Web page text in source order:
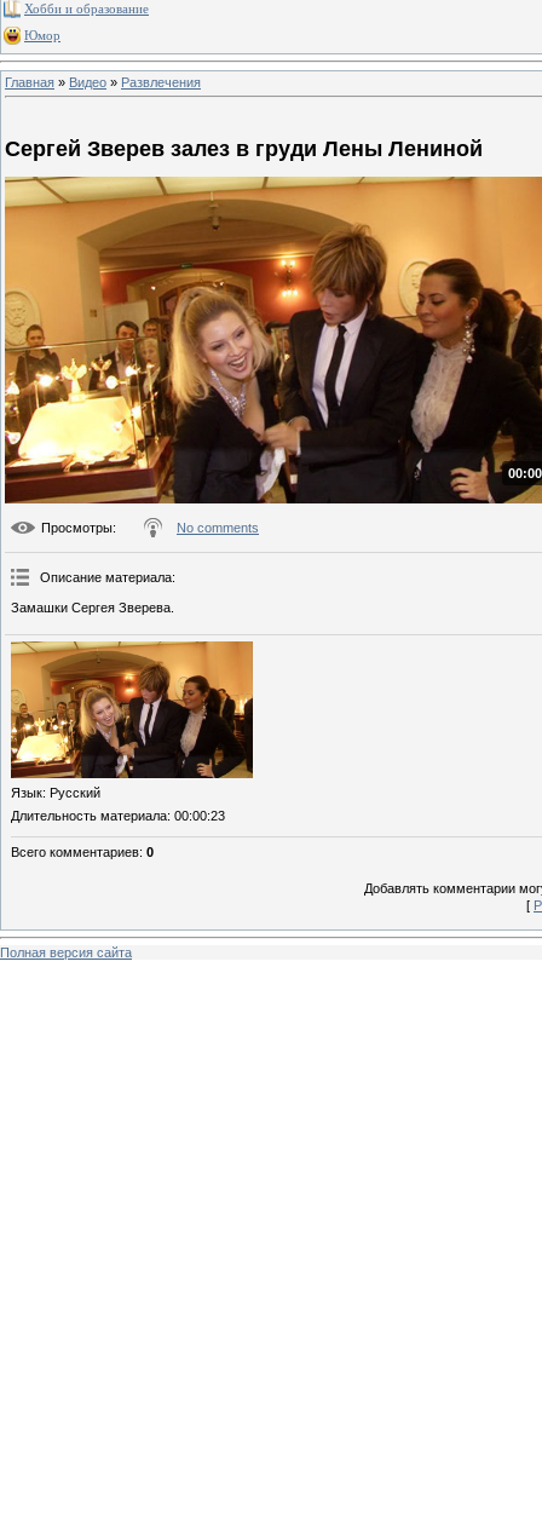
Хобби и образование
Юмор
Главная » Видео » Развлечения
Сергей Зверев залез в груди Лены Лениной
Просмотры: No comments
Описание материала:
Замашки Сергея Зверева.
Язык: Русский
Длительность материала: 00:00:23
Всего комментариев: 0
Добавлять комментарии
[
Полная версия сайта